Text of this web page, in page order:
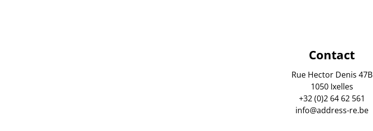
Contact
Rue Hector Denis 47B
1050 Ixelles
+32 (0)2 64 62 561
info@address-re.be